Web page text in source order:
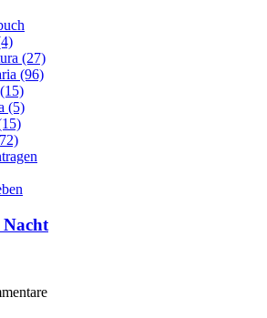
(27)
(96)
(5)